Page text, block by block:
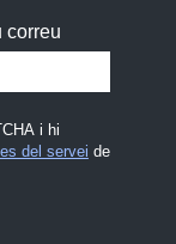
correu
i hi
del servei de